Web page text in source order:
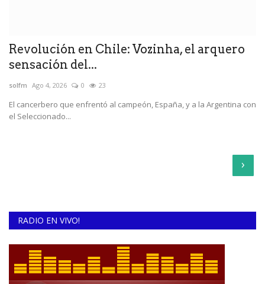
Revolución en Chile: Vozinha, el arquero
sensación del...
solfm Ago 4, 2026 0 23
El cancerbero que enfrentó al campeón, España, y a la Argentina con
el Seleccionado...
›
RADIO EN VIVO!